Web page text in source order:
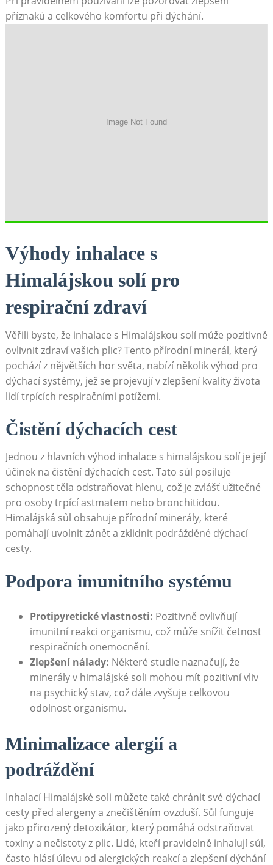
příznaků a celkového komfortu při dýchání.
Výhody inhalace⁣ s
Himalájskou solí pro
respirační zdraví
Věřili byste, že ‌inhalace‌ s Himalájskou​ solí může ​pozitivně
ovlivnit zdraví vašich plic? Tento⁤ přírodní minerál, který
pochází z nějvětších hor světa, nabízí několik výhod pro
dýchací systémy, jež se projevují v zlepšení⁤ kvality života
lidí ⁤trpících respiračními potížemi.
Čistění dýchacích ​cest
Jednou z hlavních výhod inhalace s himalájskou solí je její
účinek na čistění⁣ dýchacích ⁢cest. Tato sůl posiluje
schopnost těla odstraňovat hlenu, což je zvlášť užitečné
pro osoby trpící astmatem nebo ⁢bronchitidou.
Himalájská sůl obsahuje přírodní ⁢minerály, které
pomáhají uvolnit zánět a zklidnit podrážděné dýchací⁤
cesty.
Podpora imunitního systému
Protipyretické vlastnosti: Pozitivně ovlivňují
imunitní reakci organismu, což může snížit četnost
respiračních‍ onemocnění.
Zlepšení ‌nálady: Některé studie naznačují, že
minerály⁢ v himalájské ​soli mohou mít pozitivní vliv
na psychický stav, což dále ​zvyšuje celkovou
odolnost organismu.
Minimalizace alergií a⁢
podráždění
Inhalací Himalájské ⁣soli můžete také chránit své dýchací
cesty ⁣před alergeny a znečištěním ovzduší. Sůl funguje
jako přirozený detoxikátor, který pomáhá odstraňovat
toxiny a nečistoty z plic. Lidé, kteří pravidelně ‌inhalují sůl,
často hlásí úlevu od alergických reakcí a zlepšení dýchání